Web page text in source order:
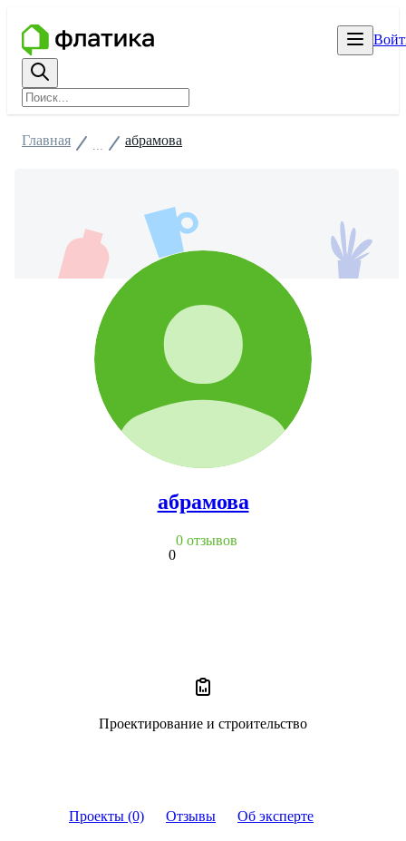
Проекты (0) Отзывы Об эксперте
Главная абрамова
абрамова
0
0 отзывов
Проектирование и строительство